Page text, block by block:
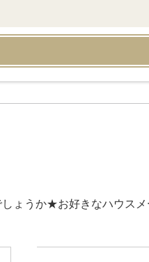
ょうか★お好きなハウスメ